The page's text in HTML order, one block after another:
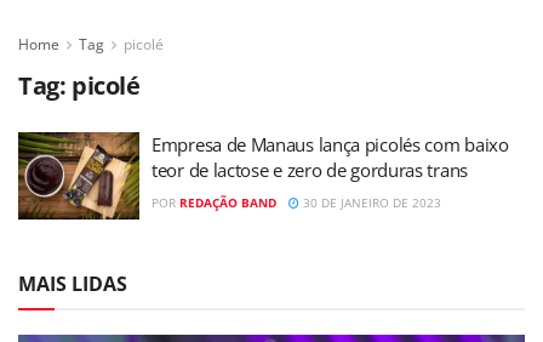
Home Tag picolé
Tag: picolé
Empresa de Manaus lança picolés com baixo
teor de lactose e zero de gorduras trans
POR REDAÇÃO BAND 30 DE JANEIRO DE 2023
MAIS LIDAS